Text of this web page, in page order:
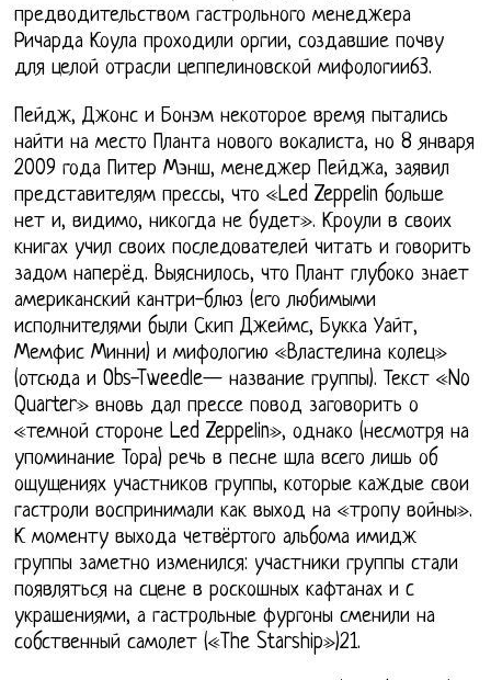
предводительством гастрольного менеджера
Ричарда Коула проходили оргии, создавшие почву
для целой отрасли цеппелиновской мифологии63.
Пейдж, Джонс и Бонэм некоторое время пытались
найти на место Планта нового вокалиста, но 8 января
2009 года Питер Мэнш, менеджер Пейджа, заявил
представителям прессы, что «Led Zeppelin больше
нет и, видимо, никогда не будет». Кроули в своих
книгах учил своих последователей читать и говорить
задом наперёд. Выяснилось, что Плант глубоко знает
американский кантри-блюз (его любимыми
исполнителями были Скип Джеймс, Букка Уайт,
Мемфис Минни) и мифологию «Властелина колец»
(отсюда и Obs-Tweedle— название группы). Текст «No
Quarter» вновь дал прессе повод заговорить о
«темной стороне Led Zeppelin», однако (несмотря на
упоминание Тора) речь в песне шла всего лишь об
ощущениях участников группы, которые каждые свои
гастроли воспринимали как выход на «тропу войны».
К моменту выхода четвёртого альбома имидж
группы заметно изменился: участники группы стали
появляться на сцене в роскошных кафтанах и c
украшениями, а гастрольные фургоны сменили на
собственный самолет («The Starship»)21.